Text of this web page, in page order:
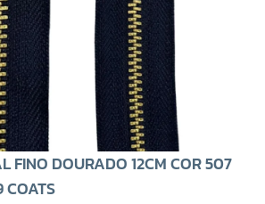
FINO DOURADO 12CM COR 507
COATS